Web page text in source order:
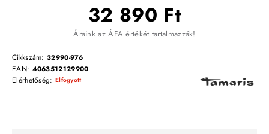
32 890 Ft
Áraink az ÁFA értékét tartalmazzák!
Cikkszám: 32990-976
EAN: 4063512129900
Elérhetőség: Elfogyott